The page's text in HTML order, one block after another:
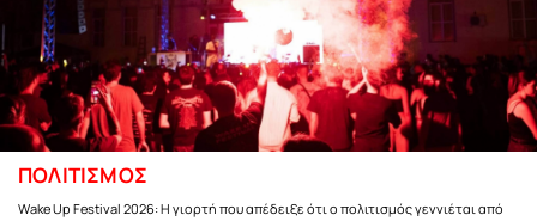
ΠΟΛΙΤΙΣΜΟΣ
Wake Up Festival 2026: Η γιορτή που απέδειξε ότι ο πολιτισμός γεννιέται από